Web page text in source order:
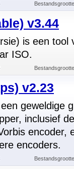
v3.44
is een tool
ISO.
v2.23
geweldige
inclusief
encoder,
encoders.